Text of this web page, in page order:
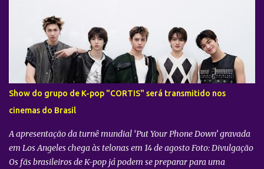
Show do grupo de K-pop "CORTIS" será transmitido nos
cinemas do Brasil
A apresentação da turnê mundial ‘Put Your Phone Down’ gravada
em Los Angeles chega às telonas em 14 de agosto Foto: Divulgação
Os fãs brasileiros de K-pop já podem se preparar para uma